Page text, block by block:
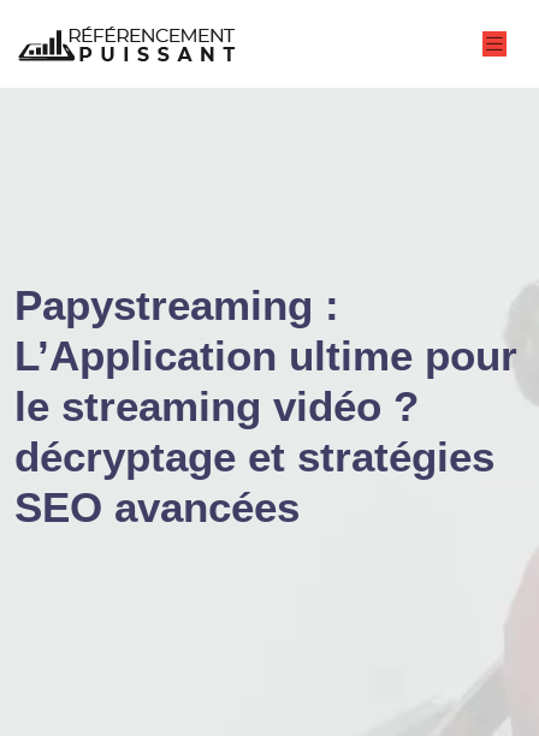
Papystreaming :
L’Application ultime pour
le streaming vidéo ?
décryptage et stratégies
SEO avancées